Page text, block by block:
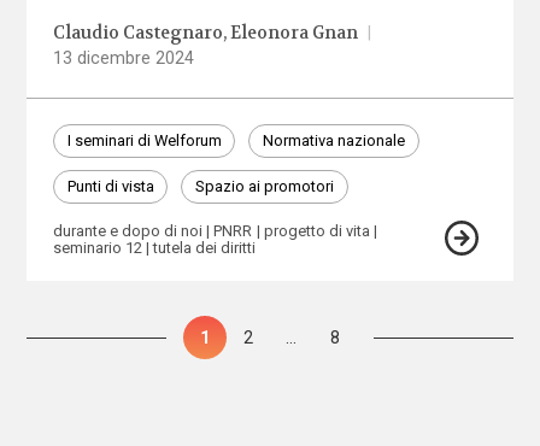
Claudio Castegnaro Eleonora Gnan
13 dicembre 2024
I seminari di Welforum Normativa nazionale
Punti di vista Spazio ai promotori
durante e dopo di noi PNRR
progetto di vita
seminario 12
tutela dei diritti
Paginazione
Pagina
1 Pagina
2 Pagina
8